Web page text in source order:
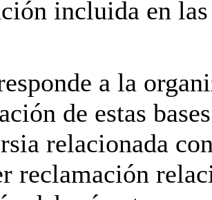
incluida en las
a la
de estas
relacionada
reclamación